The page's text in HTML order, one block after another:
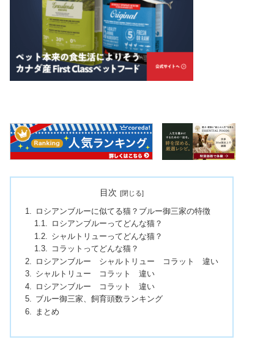
目次
ロシアンブルーに似てる猫？ブルー御三家の特徴
ロシアンブルーってどんな猫？
シャルトリューってどんな猫？
コラットってどんな猫？
ロシアンブルー シャルトリュー コラット 違い
シャルトリュー コラット 違い
ロシアンブルー コラット 違い
ブルー御三家、飼育頭数ランキング
まとめ